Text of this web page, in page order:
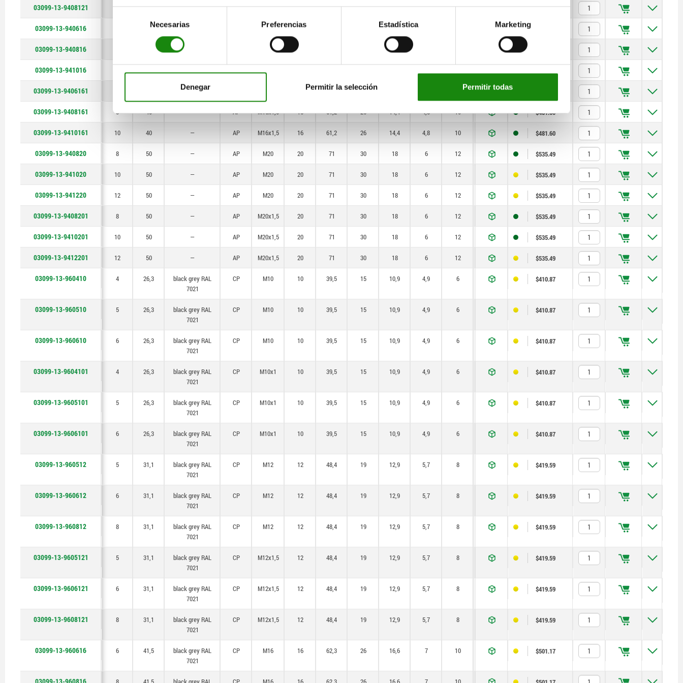
consentimiento
Necesarias Preferencias Estadística Marketing
Denegar Permitir la selección Permitir todas
03099-13-9408121 8 30 — AP M12x1,5 12 47,4 19 10,8 3,6 8 12 2,3 5
$402.14
03099-13-940616 40 M16 16 14,4 1,8
03099-13-940816 M16 16 14,4 2,3
03099-13-941016 40 — AP M16
03099-13-9406161 — 61,2 26 16
03099-13-9408161 8 40 — AP M16x1,5 16 61,2 26 14,4 4,8 10 16 2,3 15
$481.60
03099-13-9410161 10 40 — AP M16x1,5 16 61,2 26 14,4 4,8 10 16 2,8 15
$481.60
03099-13-940820 8 50 — AP M20 20 71 30 18 6 12 20 2,3 20
$535.49
03099-13-941020 10 50 — AP M20 20 71 30 18 6 12 20 2,8 20
$535.49
03099-13-941220 12 50 — AP M20 20 71 30 18 6 12 20 20
$535.49
03099-13-9408201 8 50 — AP M20x1,5 20 71 30 18 6 12 20 2,3 20
$535.49
03099-13-9410201 10 50 — AP M20x1,5 20 71 30 18 6 12 20 2,8 20
$535.49
03099-13-9412201 12 50 — AP M20x1,5 20 71 30 18 6 12 20 20
$535.49
03099-13-960410 4 26,3
black grey RAL
7021
CP M10 10 39,5 15 10,9 4,9 6 10 8
$410.87
03099-13-960510 5 26,3
black grey RAL
7021
CP M10 10 39,5 15 10,9 4,9 6 10 1,3 8
$410.87
03099-13-960610 6 26,3
black grey RAL
7021
CP M10 10 39,5 15 10,9 4,9 6 10 1,8 8
$410.87
03099-13-9604101 4 26,3
black grey RAL
7021
CP M10x1 10 39,5 15 10,9 4,9 6 10 8
$410.87
03099-13-9605101 5 26,3
black grey RAL
7021
CP M10x1 10 39,5 15 10,9 4,9 6 10 1,3 8
$410.87
03099-13-9606101 6 26,3
black grey RAL
7021
CP M10x1 10 39,5 15 10,9 4,9 6 10 1,8 8
$410.87
03099-13-960512 5 31,1
black grey RAL
7021
CP M12 12 48,4 19 12,9 5,7 8 12 1,3 5
$419.59
03099-13-960612 6 31,1
black grey RAL
7021
CP M12 12 48,4 19 12,9 5,7 8 12 1,8 5
$419.59
03099-13-960812 8 31,1
black grey RAL
7021
CP M12 12 48,4 19 12,9 5,7 8 12 2,3 5
$419.59
03099-13-9605121 5 31,1
black grey RAL
7021
CP M12x1,5 12 48,4 19 12,9 5,7 8 12 1,3 5
$419.59
03099-13-9606121 6 31,1
black grey RAL
7021
CP M12x1,5 12 48,4 19 12,9 5,7 8 12 1,8 5
$419.59
03099-13-9608121 8 31,1
black grey RAL
7021
CP M12x1,5 12 48,4 19 12,9 5,7 8 12 2,3 5
$419.59
03099-13-960616 6 41,5
black grey RAL
7021
CP M16 16 62,3 26 16,6 7 10 16 1,8 15
$501.17